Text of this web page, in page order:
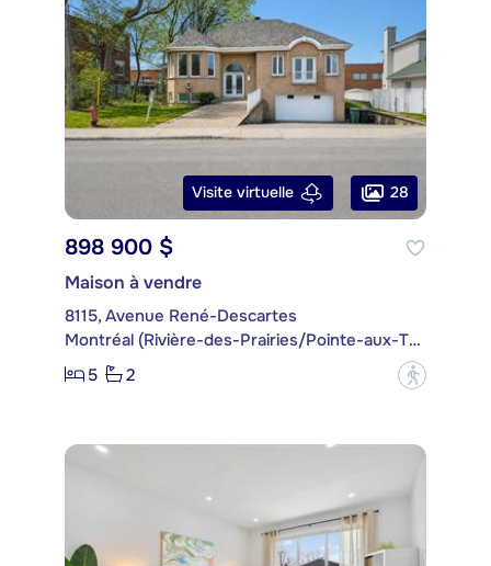
Visite virtuelle 28
898 900 $
Maison à vendre
8115, Avenue René-Descartes
Montréal (Rivière-des-Prairies/Pointe-aux-Trembles)
5
2 ?